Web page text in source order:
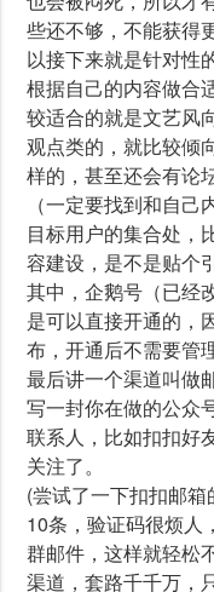
些还不够，不能获得
以接下来就是针对性
根据自己的内容做合
较适合的就是文艺风
观点类的，就比较倾
样的，甚至还会有论
（一定要找到和自
目标用户的集合处，
容建设，是不是贴个
其中，企鹅号（已经
是可以直接开通的，
布，开通后不需要管
最后讲一个渠道叫做
写一封你在做的公众
联系人，比如扣扣好
关注了。
(尝试了一下扣扣邮
10条，验证码很烦人
群邮件，这样就轻松
渠道，套路千千万，